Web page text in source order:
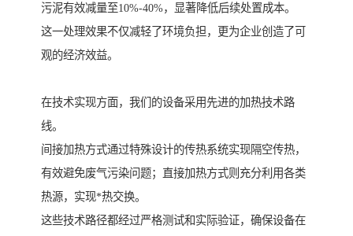
污泥有效减量至10%-40%，显著降低后续处置成本。
这一处理效果不仅减轻了环境负担，更为企业创造了可
观的经济效益。
在技术实现方面，我们的设备采用先进的加热技术路
线。
间接加热方式通过特殊设计的传热系统实现隔空传热，
有效避免废气污染问题；直接加热方式则充分利用各类
热源，实现*热交换。
这些技术路径都经过严格测试和实际验证，确保设备在